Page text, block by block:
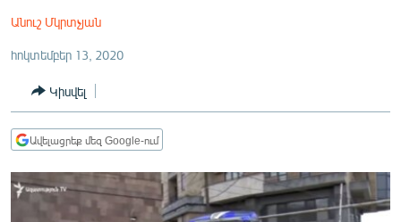
ՏՆՏԵՍՈՒԹՅՈՒՆ
ՂԱՐԱԲԱՂ
ՏԱՐԱԾԱՇՐՋԱՆ
Անուշ Մկրտչյան
հոկտեմբեր 13, 2020
Կիսվել
Ավելացրեք մեզ Google-ում